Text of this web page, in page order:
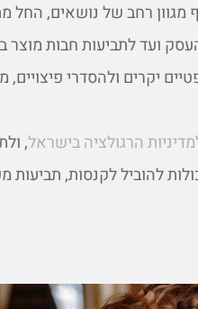
מגוון רחב של נושאים, החל
ועד לתביעות חבות מוצר
יקרים ולהסדרי
הרגולציה בישראל,
להוביל לקנסות, תביעות